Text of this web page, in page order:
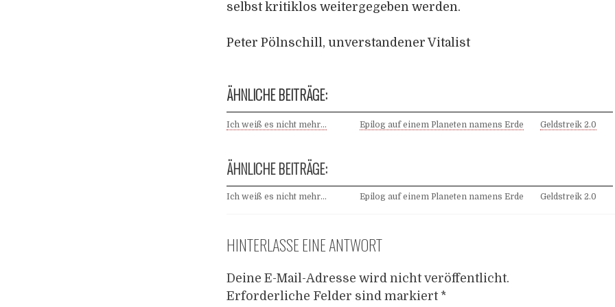
selbst kritiklos weitergegeben werden.
Peter Pölnschill, unverstandener Vitalist
ÄHNLICHE BEITRÄGE:
Ich weiß es nicht mehr… Epilog auf einem Planeten namens Erde Geldstreik 2.0
ÄHNLICHE BEITRÄGE:
Ich weiß es nicht mehr… Epilog auf einem Planeten namens Erde Geldstreik 2.0
HINTERLASSE EINE ANTWORT
Deine E-Mail-Adresse wird nicht veröffentlicht.
Erforderliche Felder sind markiert *